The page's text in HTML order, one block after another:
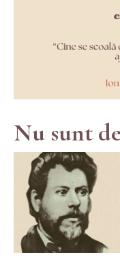
Nu sunt